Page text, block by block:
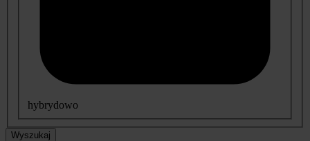
hybrydowo
Wyszukaj